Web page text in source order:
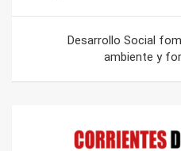
entradas
Desarrollo Social
ambiente y